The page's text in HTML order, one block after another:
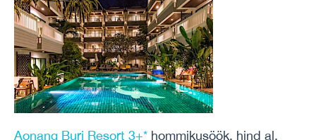
Aonang Buri Resort 3+* hommikusöök, hind al.